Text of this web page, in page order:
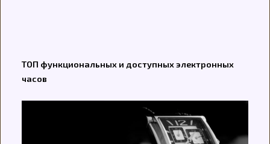
ТОП функциональных и доступных электронных
часов